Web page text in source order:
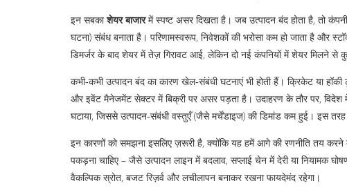
इन सबकाशेयर बाजारमें स्पष्ट असर दिखता है। जब उत्पादन बंद होता है, तो
घटना) संबंध बनाता है। परिणामस्वरूप, निवेशकों की भरोसा कम हो जाता है और
डिमर्जर के बाद शेयर में तेज़ गिरावट आई, लेकिन दो नई कंपनियों में शेयर मिलने
कभी‑कभी उत्पादन बंद का कारण खेल‑संबंधी घटनाएं भी होती हैं। क्रिकेट या हॉकी
और इवेंट मैनेजमेंट सेक्टर में बिक्री पर असर पड़ता है। उदाहरण के तौर पर, विदेश में
घटाया, जिससे उत्पादन‑संबंधी वस्तुएँ (जैसे मर्चेंडाइज) की डिमांड कम हुई। इस
इन कारणों को समझना इसलिए ज़रूरी है, क्योंकि यह हमें आगे की रणनीति तय
पकड़ना चाहिए – जैसे उत्पादन लाइन में बदलाव, सप्लाई चेन में देरी या नियामक
वैकल्पिक स्रोत, बजट रिज़र्व और लचीलापन बनाकर रखना फायदेमंद रहेगा।